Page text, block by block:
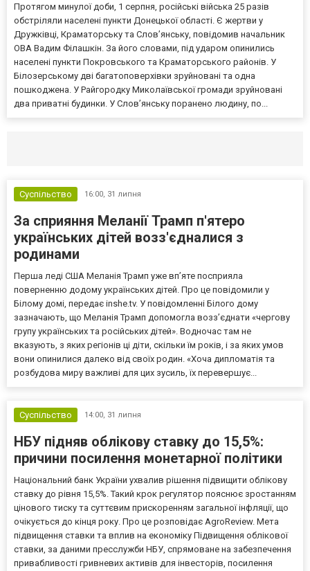
Протягом минулої доби, 1 серпня, російські війська 25 разів
обстріляли населені пункти Донецької області. Є жертви у
Дружківці, Краматорську та Слов’янську, повідомив начальник
ОВА Вадим Філашкін. За його словами, під ударом опинились
населені пункти Покровського та Краматорського районів. У
Білозерському дві багатоповерхівки зруйновані та одна
пошкоджена. У Райгородку Миколаївської громади зруйновані
два приватні будинки. У Слов’янську поранено людину, по...
Суспільство 16:00, 31 липня
За сприяння Меланії Трамп п'ятеро
українських дітей возз'єдналися з
родинами
Перша леді США Меланія Трамп уже впʼяте посприяла
поверненню додому українських дітей. Про це повідомили у
Білому домі, передає inshe.tv. У повідомленні Білого дому
зазначають, що Меланія Трамп допомогла возз’єднати «чергову
групу українських та російських дітей». Водночас там не
вказують, з яких регіонів ці діти, скільки їм років, і за яких умов
вони опинилися далеко від своїх родин. «Хоча дипломатія та
розбудова миру важливі для цих зусиль, їх перевершує...
Суспільство 14:00, 31 липня
НБУ підняв облікову ставку до 15,5%:
причини посилення монетарної політики
Національний банк України ухвалив рішення підвищити облікову
ставку до рівня 15,5%. Такий крок регулятор пояснює зростанням
цінового тиску та суттєвим прискоренням загальної інфляції, що
очікується до кінця року. Про це розповідає AgroReview. Мета
підвищення ставки та вплив на економіку Підвищення облікової
ставки, за даними пресслужби НБУ, спрямоване на забезпечення
привабливості гривневих активів для інвесторів, посилення